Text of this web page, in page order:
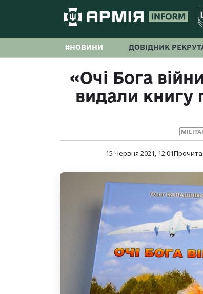
#НОВИНИ ДОВІДНИК
«Очі Бога
видали книгу
15 Червня 2021, 12:01